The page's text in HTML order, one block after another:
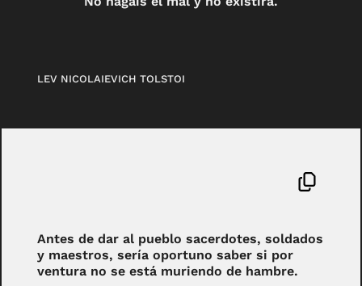
LEV NICOLAIEVICH TOLSTOI
Antes de dar al pueblo sacerdotes, soldados
y maestros, sería oportuno saber si por
ventura no se está muriendo de hambre.